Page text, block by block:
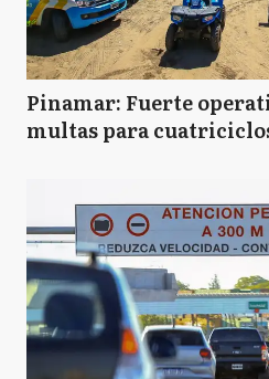
Pinamar: Fuerte
multas para